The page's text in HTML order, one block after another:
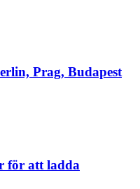
Prag, Budapest
för att ladda